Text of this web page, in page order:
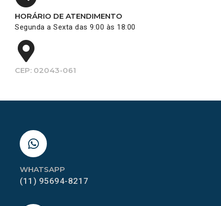
HORÁRIO DE ATENDIMENTO
Segunda a Sexta das 9:00 às 18:00
CEP: 02043-061
WHATSAPP
(11) 95694-8217